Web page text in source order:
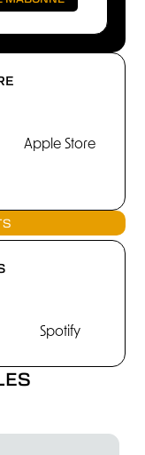
Apple Store
Spotify